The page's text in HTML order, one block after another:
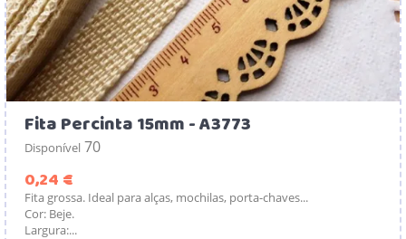
Fita Percinta 15mm - A3773
Disponível 70
0,24 €
Fita grossa. Ideal para alças, mochilas, porta-chaves...
Cor: Beje.
Largura:...